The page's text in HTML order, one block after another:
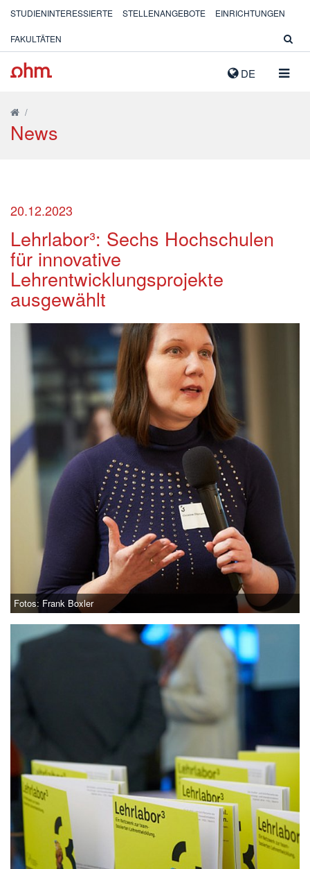
DE
STUDIENINTERESSIERTE STELLENANGEBOTE EINRICHTUNGEN
FAKULTÄTEN
/
News
20.12.2023
Lehrlabor³: Sechs Hochschulen
für innovative
Lehrentwicklungsprojekte
ausgewählt
Fotos: Frank Boxler